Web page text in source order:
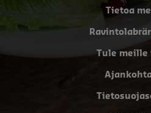
Tietoa
Tule meille